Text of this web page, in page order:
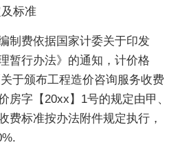
标准
制费依据国家计委关于印发
暂行办法》的通知，计价格
关于颁布工程造价咨询服务收费
房字【20xx】1号的规定由甲、
费标准按办法附件规定执行，